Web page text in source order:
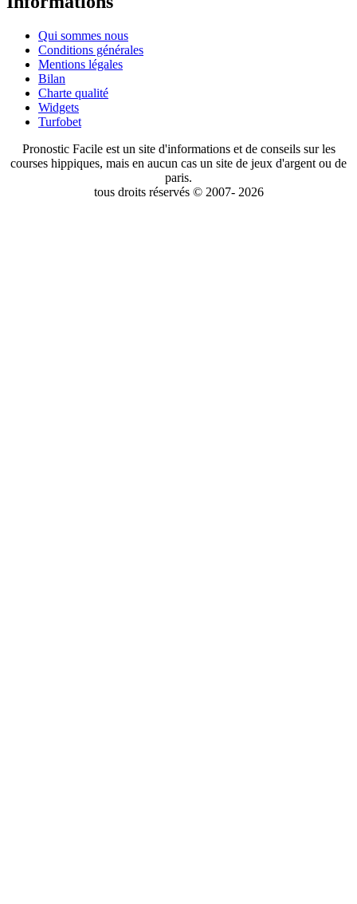
Qui sommes nous
Conditions générales
Mentions légales
Bilan
Charte qualité
Widgets
Turfobet
Pronostic Facile est un site d'informations et de conseils sur les
courses hippiques, mais en aucun cas un site de jeux d'argent ou de
paris.
tous droits réservés © 2007- 2026